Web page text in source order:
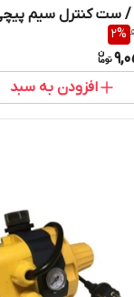
/ ست کنترل سیم
2%
افزودن به سبد